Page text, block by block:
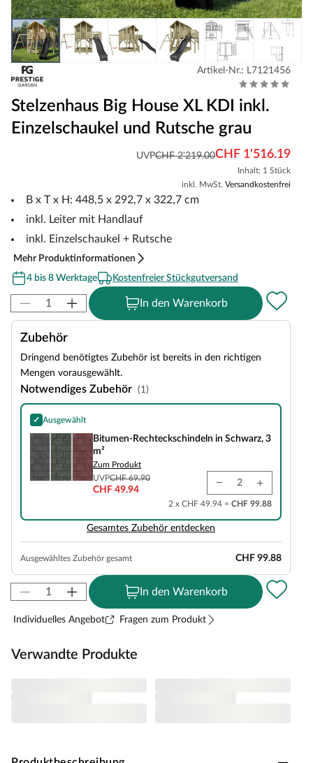
Artikel-Nr.: L7121456
Stelzenhaus Big House XL KDI inkl.
Einzelschaukel und Rutsche grau
UVPCHF 2'219.00CHF 1'516.19
Inhalt: 1 Stück
inkl. MwSt. Versandkostenfrei
B x T x H: 448,5 x 292,7 x 322,7 cm
inkl. Leiter mit Handlauf
inkl. Einzelschaukel + Rutsche
Mehr Produktinformationen
4 bis 8 Werktage
Kostenfreier Stückgutversand
In den Warenkorb
Zubehör
Dringend benötigtes Zubehör ist bereits in den richtigen
Mengen vorausgewählt.
Notwendiges Zubehör (1)
✓ Ausgewählt
Bitumen-Rechteckschindeln in Schwarz, 3 m²
Bitumen-Rechteckschindeln in Schwarz, 3
m²
Zum Produkt
UVPCHF 69.90
CHF 49.94
2 x CHF 49.94 = CHF 99.88
Gesamtes Zubehör entdecken
Ausgewähltes Zubehör gesamt CHF 99.88
In den Warenkorb
Individuelles Angebot Fragen zum Produkt
Verwandte Produkte